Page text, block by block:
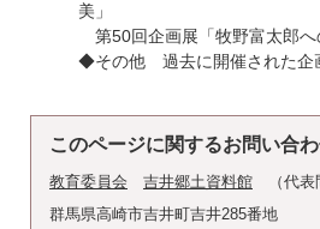
美」
第50回企画展「牧野富太郎へ
◆その他 過去に開催された企
このページに関するお問い合
教育委員会 吉井郷土資料館
代表
群馬県高崎市吉井町吉井285番地